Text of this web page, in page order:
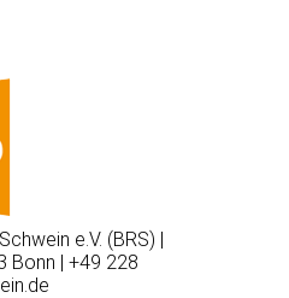
e.V. (BRS) |
Bonn | +49 228